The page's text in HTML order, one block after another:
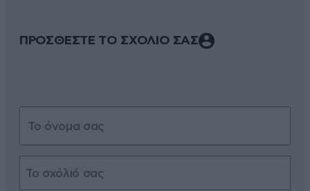
ΠΡΟΣΘΕΣΤΕ ΤΟ ΣΧΟΛΙΟ ΣΑΣ